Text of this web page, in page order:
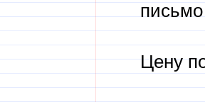
письмо
Цену